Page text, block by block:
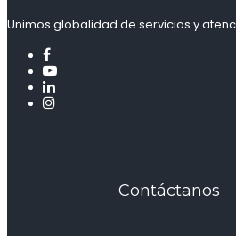
Unimos globalidad de servicios y
Contáctanos